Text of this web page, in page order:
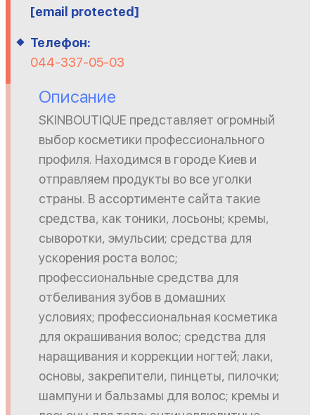
[email protected]
Телефон:
044-337-05-03
Описание
SKINBOUTIQUE представляет огромный
выбор косметики профессионального
профиля. Находимся в городе Киев и
отправляем продукты во все уголки
страны. В ассортименте сайта такие
средства, как тоники, лосьоны; кремы,
сыворотки, эмульсии; средства для
ускорения роста волос;
профессиональные средства для
отбеливания зубов в домашних
условиях; профессиональная косметика
для окрашивания волос; средства для
наращивания и коррекции ногтей; лаки,
основы, закрепители, пинцеты, пилочки;
шампуни и бальзамы для волос; кремы и